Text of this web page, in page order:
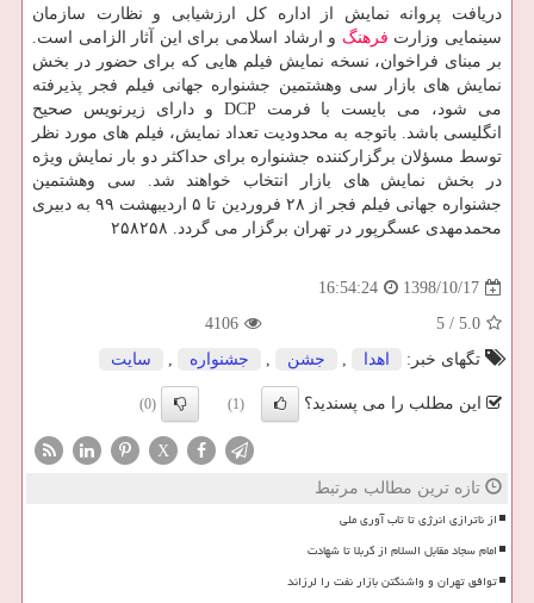
دریافت پروانه نمایش از اداره كل ارزشیابی و نظارت سازمان
سینمایی وزارت فرهنگ و ارشاد اسلامی برای این آثار الزامی است.
بر مبنای فراخوان، نسخه نمایش فیلم هایی كه برای حضور در بخش
نمایش های بازار سی وهشتمین جشنواره جهانی فیلم فجر پذیرفته
می شود، می بایست با فرمت DCP و دارای زیرنویس صحیح
انگلیسی باشد. باتوجه به محدودیت تعداد نمایش، فیلم های مورد نظر
توسط مسؤلان برگزاركننده جشنواره برای حداكثر دو بار نمایش ویژه
در بخش نمایش های بازار انتخاب خواهند شد. سی وهشتمین
جشنواره جهانی فیلم فجر از ۲۸ فروردین تا ۵ اردیبهشت ۹۹ به دبیری
محمدمهدی عسگرپور در تهران برگزار می گردد. ۲۵۸۲۵۸
1398/10/17
16:54:24
5.0
/
5
4106
تگهای خبر:
اهدا , جشن , جشنواره , سایت
این مطلب را می پسندید؟ (1)
(0)
X
تازه ترین مطالب مرتبط
از ناترازی انرژی تا تاب آوری ملی
امام سجاد مقابل السلام از کربلا تا شهادت
توافق تهران و واشنگتن بازار نفت را لرزاند